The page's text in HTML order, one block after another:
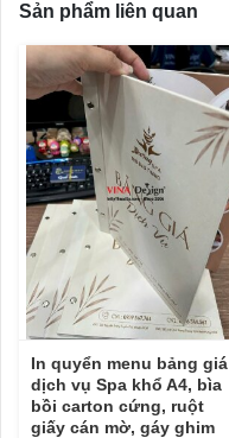
Sản phẩm liên quan
In quyển menu bảng giá
dịch vụ Spa khổ A4, bìa
bồi carton cứng, ruột
giấy cán mờ, gáy ghim